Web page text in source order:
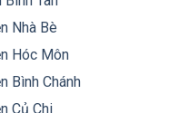
Nhà Bè
Hóc Môn
Bình Chánh
Củ Chi